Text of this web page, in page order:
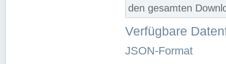
den gesamten
Verfügbare
JSON-Format